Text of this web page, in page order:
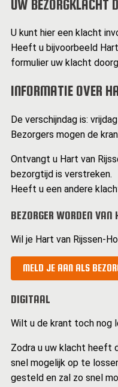
UW BEZORGKLACHT
U kunt hier een klacht
Heeft u bijvoorbeeld
formulier uw klacht
INFORMATIE OVER
De verschijndag is: vrijdag
Bezorgers mogen de
Ontvangt u Hart van
bezorgtijd is verstreken.
Heeft u een andere
BEZORGER WORDEN
Wil je Hart van Rijssen-
MELD JE AAN ALS
DIGITAAL
Wilt u de krant toch nog
Zodra u uw klacht heeft
snel mogelijk op te
gesteld en zal zo snel